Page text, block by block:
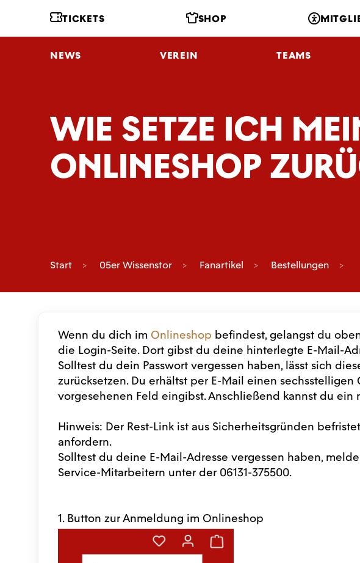
TICKETS SHOP
NEWS VEREIN TEAMS
WIE SETZE ICH
ONLINESHOP
Start 05er Wissenstor Fanartikel Bestellungen
Wenn du dich im Onlineshop befindest, gelangst du
die Login-Seite. Dort gibst du deine hinterlegte E-Mail-
Solltest du dein Passwort vergessen haben, lässt sich
zurücksetzen. Du erhältst per E-Mail einen
vorgesehenen Feld eingibst. Anschließend kannst du ein
Hinweis: Der Rest-Link ist aus Sicherheitsgründen
anfordern.
Solltest du deine E-Mail-Adresse vergessen haben,
Service-Mitarbeitern unter der 06131-375500.
1. Button zur Anmeldung im Onlineshop